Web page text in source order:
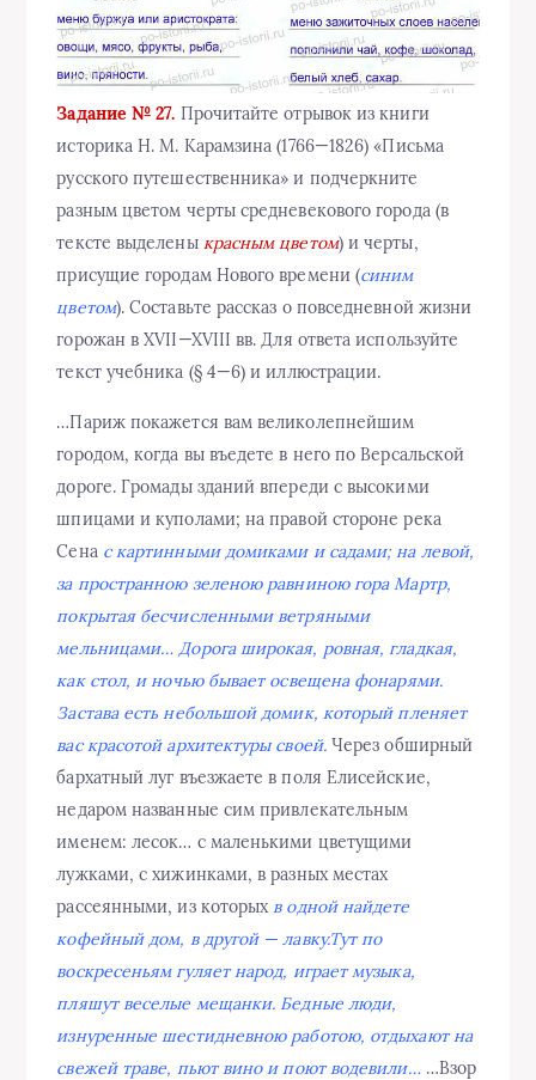
Задание № 27. Прочитайте отрывок из книги
историка Н. М. Карамзина (1766—1826) «Письма
русского путешественника» и подчеркните
разным цветом черты средневекового города (в
тексте выделены красным цветом) и черты,
присущие городам Нового времени (синим
цветом). Составьте рассказ о повседневной жизни
горожан в XVII—XVIII вв. Для ответа используйте
текст учебника (§ 4—6) и иллюстрации.
…Париж покажется вам великолепнейшим
городом, когда вы въедете в него по Версальской
дороге. Громады зданий впереди с высокими
шпицами и куполами; на правой стороне река
Сена с картинными домиками и садами; на левой,
за пространною зеленою равниною гора Мартр,
покрытая бесчисленными ветряными
мельницами… Дорога широкая, ровная, гладкая,
как стол, и ночью бывает освещена фонарями.
Застава есть небольшой домик, который пленяет
вас красотой архитектуры своей.Через обширный
бархатный луг въезжаете в поля Елисейские,
недаром названные сим привлекательным
именем: лесок… с маленькими цветущими
лужками, с хижинками, в разных местах
рассеянными, из которыхв одной найдете
кофейный дом, в другой — лавку.Тут по
воскресеньям гуляет народ, играет музыка,
пляшут веселые мещанки. Бедные люди,
изнуренные шестидневною работою, отдыхают на
свежей траве, пьют вино и поют водевили……Взор